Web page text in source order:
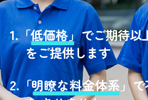
1.「低価格」でご期待以
をご提供します
2.「明瞭な料金体系」